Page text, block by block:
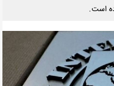
است.